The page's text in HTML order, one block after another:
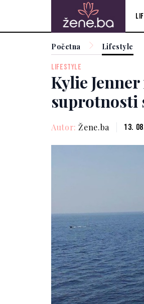
Početna Lifestyle
LIFESTYLE
Kylie
suprotnosti
Autor: Žene.ba 13.